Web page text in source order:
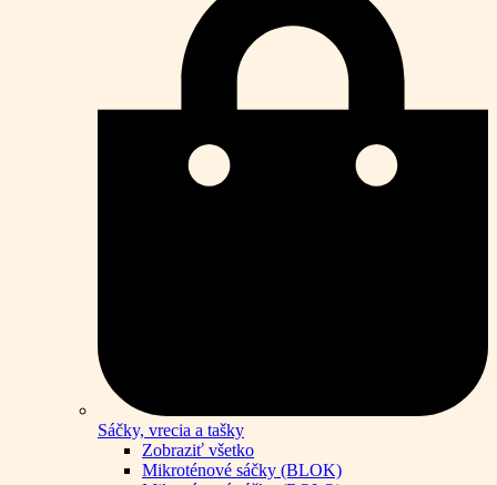
Sáčky, vrecia a tašky
Zobraziť všetko
Mikroténové sáčky (BLOK)